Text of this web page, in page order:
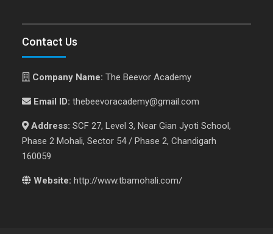
Contact Us
Company Name:The Beevor Academy
Email ID:thebeevoracademy@gmail.com
Address:SCF 27, Level 3, Near Gian Jyoti School,
Phase 2 Mohali, Sector 54 / Phase 2, Chandigarh
160059
Website: http://www.tbamohali.com/